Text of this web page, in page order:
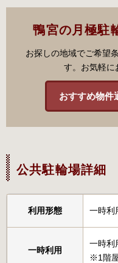
鴨宮の月極駐
お探しの地域でご希望
す。お気軽に
おすすめ物件
公共駐輪場詳細
利用形態 一時利
一時利用
一時利
※1階